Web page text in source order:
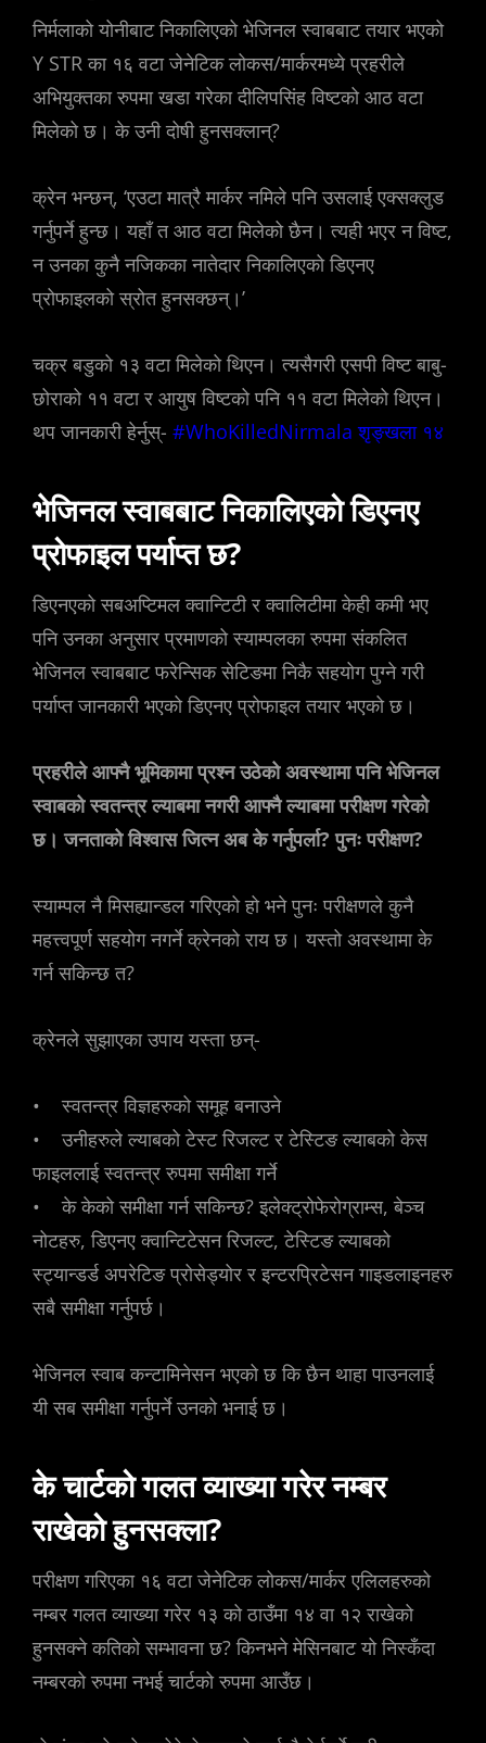
निर्मलाको योनीबाट निकालिएको भेजिनल स्वाबबाट तयार भएको
Y STR का १६ वटा जेनेटिक लोकस/मार्करमध्ये प्रहरीले
अभियुक्तका रुपमा खडा गरेका दीलिपसिंह विष्टको आठ वटा
मिलेको छ। के उनी दोषी हुनसक्लान्?
क्रेन भन्छन्, ‘एउटा मात्रै मार्कर नमिले पनि उसलाई एक्सक्लुड
गर्नुपर्ने हुन्छ। यहाँ त आठ वटा मिलेको छैन। त्यही भएर न विष्ट,
न उनका कुनै नजिकका नातेदार निकालिएको डिएनए
प्रोफाइलको स्रोत हुनसक्छन्।’
चक्र बडुको १३ वटा मिलेको थिएन। त्यसैगरी एसपी विष्ट बाबु-
छोराको ११ वटा र आयुष विष्टको पनि ११ वटा मिलेको थिएन।
थप जानकारी हेर्नुस्- #WhoKilledNirmala शृङ्खला १४
भेजिनल स्वाबबाट निकालिएको डिएनए
प्रोफाइल पर्याप्त छ?
डिएनएको सबअप्टिमल क्वान्टिटी र क्वालिटीमा केही कमी भए
पनि उनका अनुसार प्रमाणको स्याम्पलका रुपमा संकलित
भेजिनल स्वाबबाट फरेन्सिक सेटिङमा निकै सहयोग पुग्ने गरी
पर्याप्त जानकारी भएको डिएनए प्रोफाइल तयार भएको छ।
प्रहरीले आफ्नै भूमिकामा प्रश्न उठेको अवस्थामा पनि भेजिनल
स्वाबको स्वतन्त्र ल्याबमा नगरी आफ्नै ल्याबमा परीक्षण गरेको
छ। जनताको विश्वास जित्न अब के गर्नुपर्ला? पुनः परीक्षण?
स्याम्पल नै मिसह्यान्डल गरिएको हो भने पुनः परीक्षणले कुनै
महत्त्वपूर्ण सहयोग नगर्ने क्रेनको राय छ। यस्तो अवस्थामा के
गर्न सकिन्छ त?
क्रेनले सुझाएका उपाय यस्ता छन्-
• स्वतन्त्र विज्ञहरुको समूह बनाउने
• उनीहरुले ल्याबको टेस्ट रिजल्ट र टेस्टिङ ल्याबको केस
फाइललाई स्वतन्त्र रुपमा समीक्षा गर्ने
• के केको समीक्षा गर्न सकिन्छ? इलेक्ट्रोफेरोग्राम्स, बेञ्च
नोटहरु, डिएनए क्वान्टिटेसन रिजल्ट, टेस्टिङ ल्याबको
स्ट्यान्डर्ड अपरेटिङ प्रोसेड्योर र इन्टरप्रिटेसन गाइडलाइनहरु
सबै समीक्षा गर्नुपर्छ।
भेजिनल स्वाब कन्टामिनेसन भएको छ कि छैन थाहा पाउनलाई
यी सब समीक्षा गर्नुपर्ने उनको भनाई छ।
के चार्टको गलत व्याख्या गरेर नम्बर
राखेको हुनसक्ला?
परीक्षण गरिएका १६ वटा जेनेटिक लोकस/मार्कर एलिलहरुको
नम्बर गलत व्याख्या गरेर १३ को ठाउँमा १४ वा १२ राखेको
हुनसक्ने कतिको सम्भावना छ? किनभने मेसिनबाट यो निस्कँदा
नम्बरको रुपमा नभई चार्टको रुपमा आउँछ।